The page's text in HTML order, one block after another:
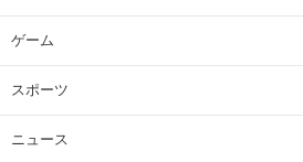
ゲーム
スポーツ
ニュース